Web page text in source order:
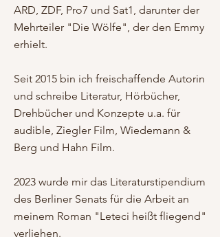
ARD, ZDF, Pro7 und Sat1, darunter der
Mehrteiler "Die Wölfe", der den Emmy
erhielt.
Seit 2015 bin ich freischaffende Autorin
und schreibe Literatur, Hörbücher,
Drehbücher und Konzepte u.a. für
audible, Ziegler Film, Wiedemann &
Berg und Hahn Film.
2023 wurde mir das Literaturstipendium
des Berliner Senats für die Arbeit an
meinem Roman "Leteci heißt fliegend"
verliehen.